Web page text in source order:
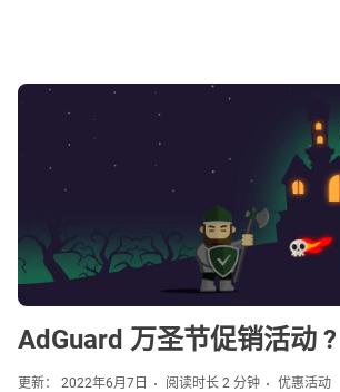
更新： 2022年6月7日 阅读时长 2 分钟 优惠活动
AdGuard 万圣节促销活动 ?